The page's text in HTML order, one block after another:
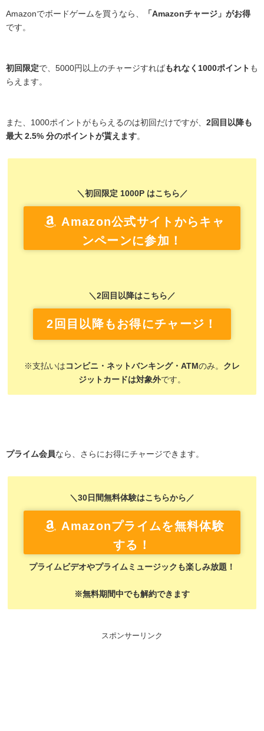
Amazonでボードゲームを買うなら、
「Amazonチャージ」がお得
です。
初回限定で、5000円以上のチャージすればもれなく1000ポイント も
らえます。
また、1000ポイントがもらえるのは初回だけですが、 2回目以降も
最大 2.5% 分のポイントが貰えます。
＼初回限定 1000P はこちら／
Amazon公式サイトからキャ
ンペーンに参加！
＼2回目以降はこちら／
2回目以降もお得にチャージ！
※支払いは コンビニ・ネットバンキング・ATMのみ。 クレ
ジットカードは対象外です。
プライム会員なら、さらにお得にチャージできます。
＼30日間無料体験はこちらから／
Amazonプライムを無料体験
する！
プライムビデオやプライムミュージックも楽しみ放題！
※無料期間中でも解約できます
スポンサーリンク